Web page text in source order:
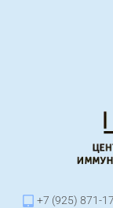
+7 (925) 871-